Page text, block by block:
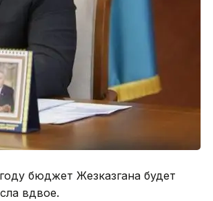
бюджет Жезказгана будет
вдвое.